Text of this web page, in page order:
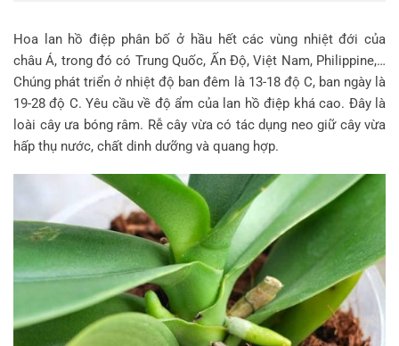
Hoa lan hồ điệp phân bố ở hầu hết các vùng nhiệt đới của
châu Á, trong đó có Trung Quốc, Ấn Độ, Việt Nam, Philippine,…
Chúng phát triển ở nhiệt độ ban đêm là 13-18 độ C, ban ngày là
19-28 độ C. Yêu cầu về độ ẩm của lan hồ điệp khá cao. Đây là
loài cây ưa bóng râm. Rễ cây vừa có tác dụng neo giữ cây vừa
hấp thụ nước, chất dinh dưỡng và quang hợp.